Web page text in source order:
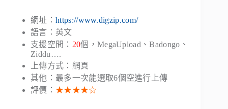
網址： https://www.digzip.com/
語言：英文
支援空間： 20個，MegaUpload、Badongo、
Ziddu….
上傳方式：網頁
其他：最多一次能選取6個空進行上傳
評價： ★★★★☆